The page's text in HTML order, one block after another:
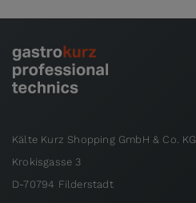
Kälte Kurz Shopping GmbH & Co. KG
Krokisgasse 3
D-70794 Filderstadt